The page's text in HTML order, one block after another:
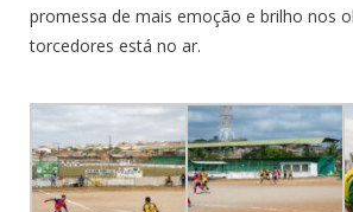
promessa de mais emoção e brilho nos
torcedores está no ar.